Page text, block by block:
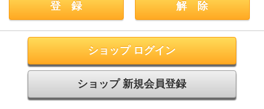
ショップ ログイン
ショップ 新規会員登録